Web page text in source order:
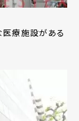
医療施設がある